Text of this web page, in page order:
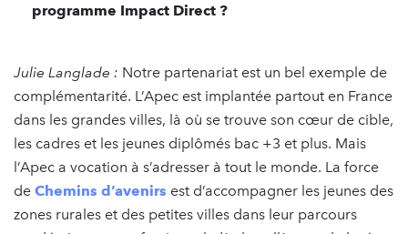
programme Impact Direct ?
Julie Langlade : Notre partenariat est un bel exemple de
complémentarité. L’Apec est implantée partout en France
dans les grandes villes, là où se trouve son cœur de cible,
les cadres et les jeunes diplômés bac +3 et plus. Mais
l’Apec a vocation à s’adresser à tout le monde. La force
de Chemins d’avenirs est d’accompagner les jeunes des
zones rurales et des petites villes dans leur parcours